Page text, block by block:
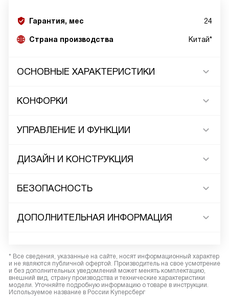
Гарантия, мес 24
Страна производства Китай*
ОСНОВНЫЕ ХАРАКТЕРИСТИКИ
КОНФОРКИ
УПРАВЛЕНИЕ И ФУНКЦИИ
ДИЗАЙН И КОНСТРУКЦИЯ
БЕЗОПАСНОСТЬ
ДОПОЛНИТЕЛЬНАЯ ИНФОРМАЦИЯ
* Все сведения, указанные на сайте, носят информационный характер
и не являются публичной офертой. Производитель на свое усмотрение
и без дополнительных уведомлений может менять комплектацию,
внешний вид, страну производства и технические характеристики
модели. Уточняйте подробную информацию о товаре в инструкции.
Используемое название в России Куперсберг